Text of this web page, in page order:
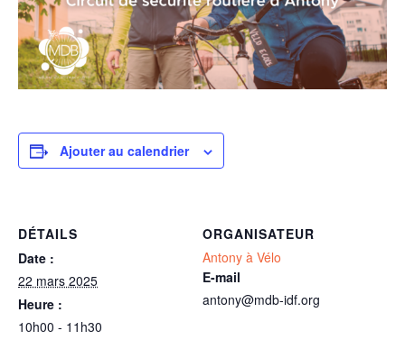
Ajouter au calendrier
DÉTAILS
Date :
22 mars 2025
Heure :
10h00 - 11h30
ORGANISATEUR
Antony à Vélo
E-mail
antony@mdb-idf.org